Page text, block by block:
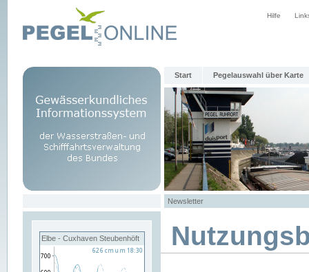
Hilfe
Start Pegelauswahl über Karte
Newsletter
Elbe - Cuxhaven Steubenhöft